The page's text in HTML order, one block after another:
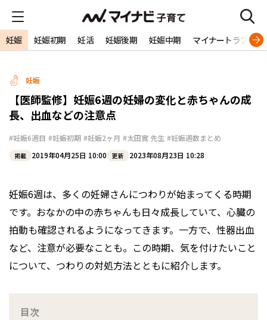
妊娠 妊娠初期 妊活 妊娠後期 妊娠中期 マイナートラブル
妊娠
【医師監修】妊娠6週の妊婦の変化と赤ちゃんの成
長、出血などの注意点
#妊娠6週目 #妊娠初期 #妊娠2ヶ月 #太田寛 先生 #妊娠週数まとめ
掲載 2019年04月25日 10:00 更新 2023年08月23日 10:28
妊娠6週は、多くの妊婦さんにつわりが始まってくる時期
です。おなかの中の赤ちゃんも日々成長していて、心臓の
拍動も確認されるようになってきます。一方で、性器出血
など、注意が必要なことも。この時期、気を付けたいこと
について、つわりの対処方法とともに紹介します。
目次